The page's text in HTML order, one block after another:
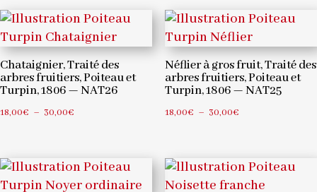
30,00€
18,00€
à
30,00€
Chataignier, Traité des
arbres fruitiers, Poiteau et
Turpin, 1806 — NAT26
18,00€ – 30,00€
18,00€
à
Néflier à gros fruit, Traité des
arbres fruitiers, Poiteau et
Turpin, 1806 — NAT25
18,00€ – 30,00€Plage
18,00€
à